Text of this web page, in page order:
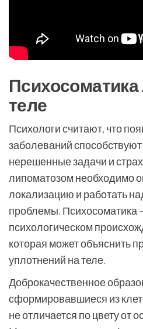
теле
Психологи считают, что
заболеваний
нерешенные задачи и
липоматозом необходимо
локализацию и работать
проблемы. Психосоматика
психологическом
которая может объяснить
уплотнений на теле.
Доброкачественное
сформировавшиеся из
не отличается по цвету от